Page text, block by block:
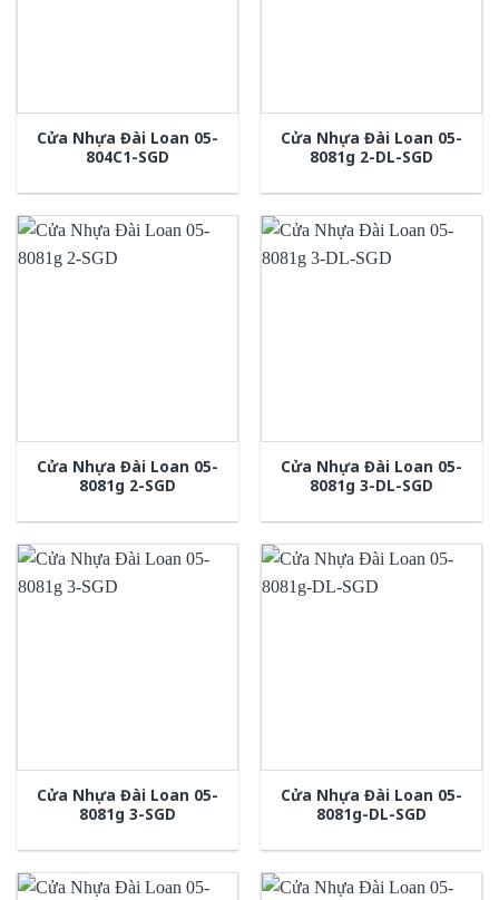
Cửa Nhựa Đài Loan 05-
804C1-SGD
Cửa Nhựa Đài Loan 05-
8081g 2-DL-SGD
Cửa Nhựa Đài Loan 05-
8081g 2-SGD
Cửa Nhựa Đài Loan 05-
8081g 3-DL-SGD
Cửa Nhựa Đài Loan 05-
8081g 3-SGD
Cửa Nhựa Đài Loan 05-
8081g-DL-SGD